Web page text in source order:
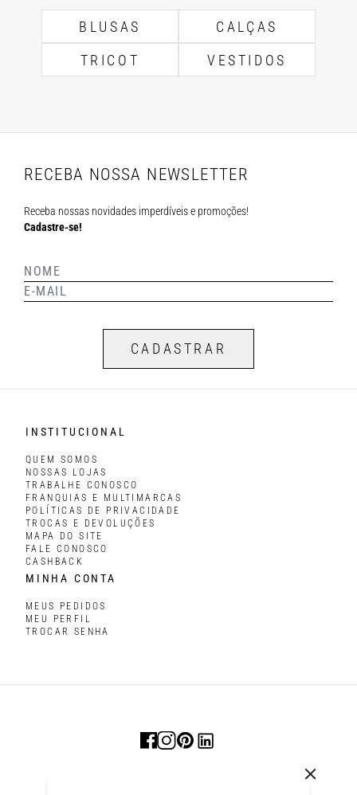
BLUSAS
CALÇAS
TRICOT
VESTIDOS
RECEBA NOSSA NEWSLETTER
Receba nossas novidades imperdíveis e promoções!
Cadastre-se!
CADASTRAR
INSTITUCIONAL
QUEM SOMOS
NOSSAS LOJAS
TRABALHE CONOSCO
FRANQUIAS E MULTIMARCAS
POLÍTICAS DE PRIVACIDADE
TROCAS E DEVOLUÇÕES
MAPA DO SITE
FALE CONOSCO
CASHBACK
MINHA CONTA
MEUS PEDIDOS
MEU PERFIL
TROCAR SENHA